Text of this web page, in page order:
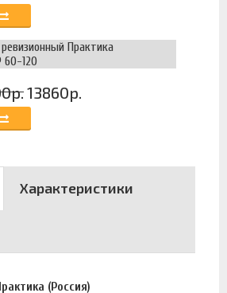
Практика
60-120
13860р.
Характеристики
(Россия)